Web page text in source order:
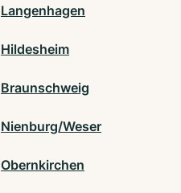
Langenhagen
Hildesheim
Braunschweig
Nienburg/Weser
Obernkirchen